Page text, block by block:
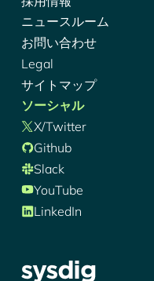
ニュースルーム
お問い合わせ
Legal
サイトマップ
ソーシャル
X/Twitter
Github
Slack
YouTube
LinkedIn